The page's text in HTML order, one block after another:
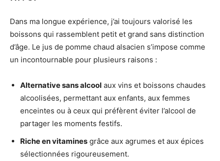
Dans ma longue expérience, j’ai toujours valorisé les
boissons qui rassemblent petit et grand sans distinction
d’âge. Le jus de pomme chaud alsacien s’impose comme
un incontournable pour plusieurs raisons :
Alternative sans alcool aux vins et boissons chaudes
alcoolisées, permettant aux enfants, aux femmes
enceintes ou à ceux qui préfèrent éviter l’alcool de
partager les moments festifs.
Riche en vitamines grâce aux agrumes et aux épices
sélectionnées rigoureusement.